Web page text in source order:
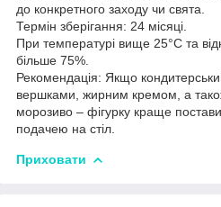
до конкретного заходу чи свята.
Термін зберігання: 24 місяці.
При температурі вище 25°C та
більше 75%.
Рекомендація: Якщо
вершками, жирним кремом, а
морозиво – фігурку краще
подачею на стіл.
Приховати